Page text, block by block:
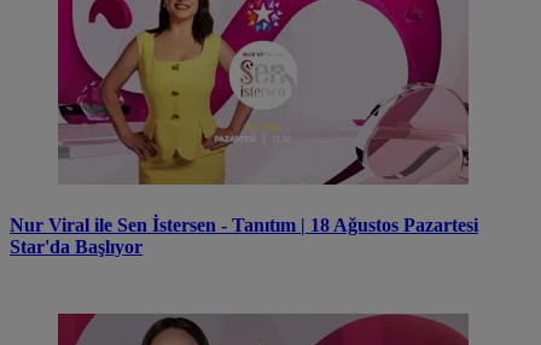
Nur Viral ile Sen İstersen - Tanıtım | 18 Ağustos Pazartesi
Star'da Başlıyor